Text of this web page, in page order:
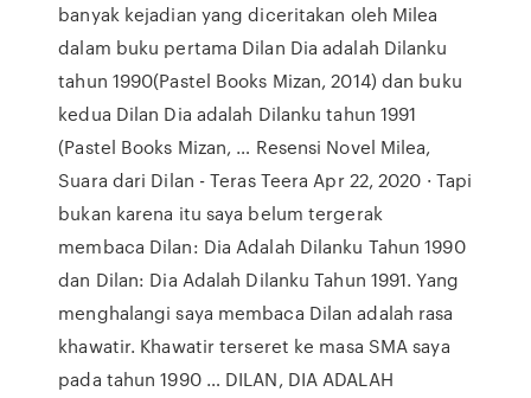
banyak kejadian yang diceritakan oleh Milea
dalam buku pertama Dilan Dia adalah Dilanku
tahun 1990(Pastel Books Mizan, 2014) dan buku
kedua Dilan Dia adalah Dilanku tahun 1991
(Pastel Books Mizan, … Resensi Novel Milea,
Suara dari Dilan - Teras Teera Apr 22, 2020 · Tapi
bukan karena itu saya belum tergerak
membaca Dilan: Dia Adalah Dilanku Tahun 1990
dan Dilan: Dia Adalah Dilanku Tahun 1991. Yang
menghalangi saya membaca Dilan adalah rasa
khawatir. Khawatir terseret ke masa SMA saya
pada tahun 1990 … DILAN, DIA ADALAH